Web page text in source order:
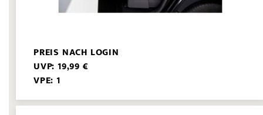
PREIS NACH LOGIN
UVP: 19,99 €
VPE: 1